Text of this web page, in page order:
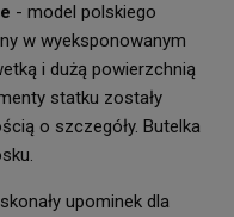
- model polskiego
w wyeksponowanym
i dużą powierzchnią
statku zostały
o szczegóły. Butelka
upominek dla